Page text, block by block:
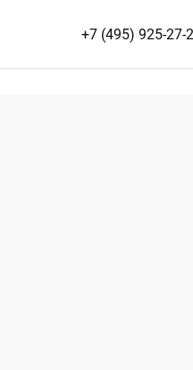
+7 (495) 925-27-